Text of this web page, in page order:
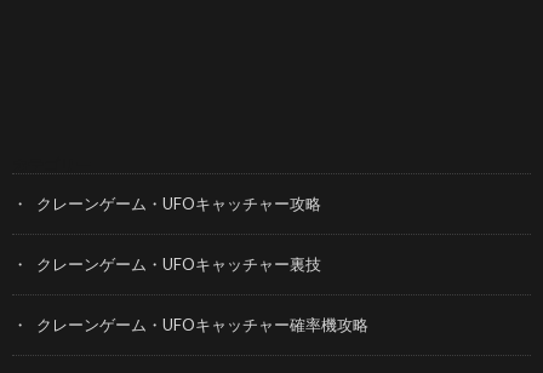
クレーンゲーム・UFOキャッチャー攻略
クレーンゲーム・UFOキャッチャー裏技
クレーンゲーム・UFOキャッチャー確率機攻略